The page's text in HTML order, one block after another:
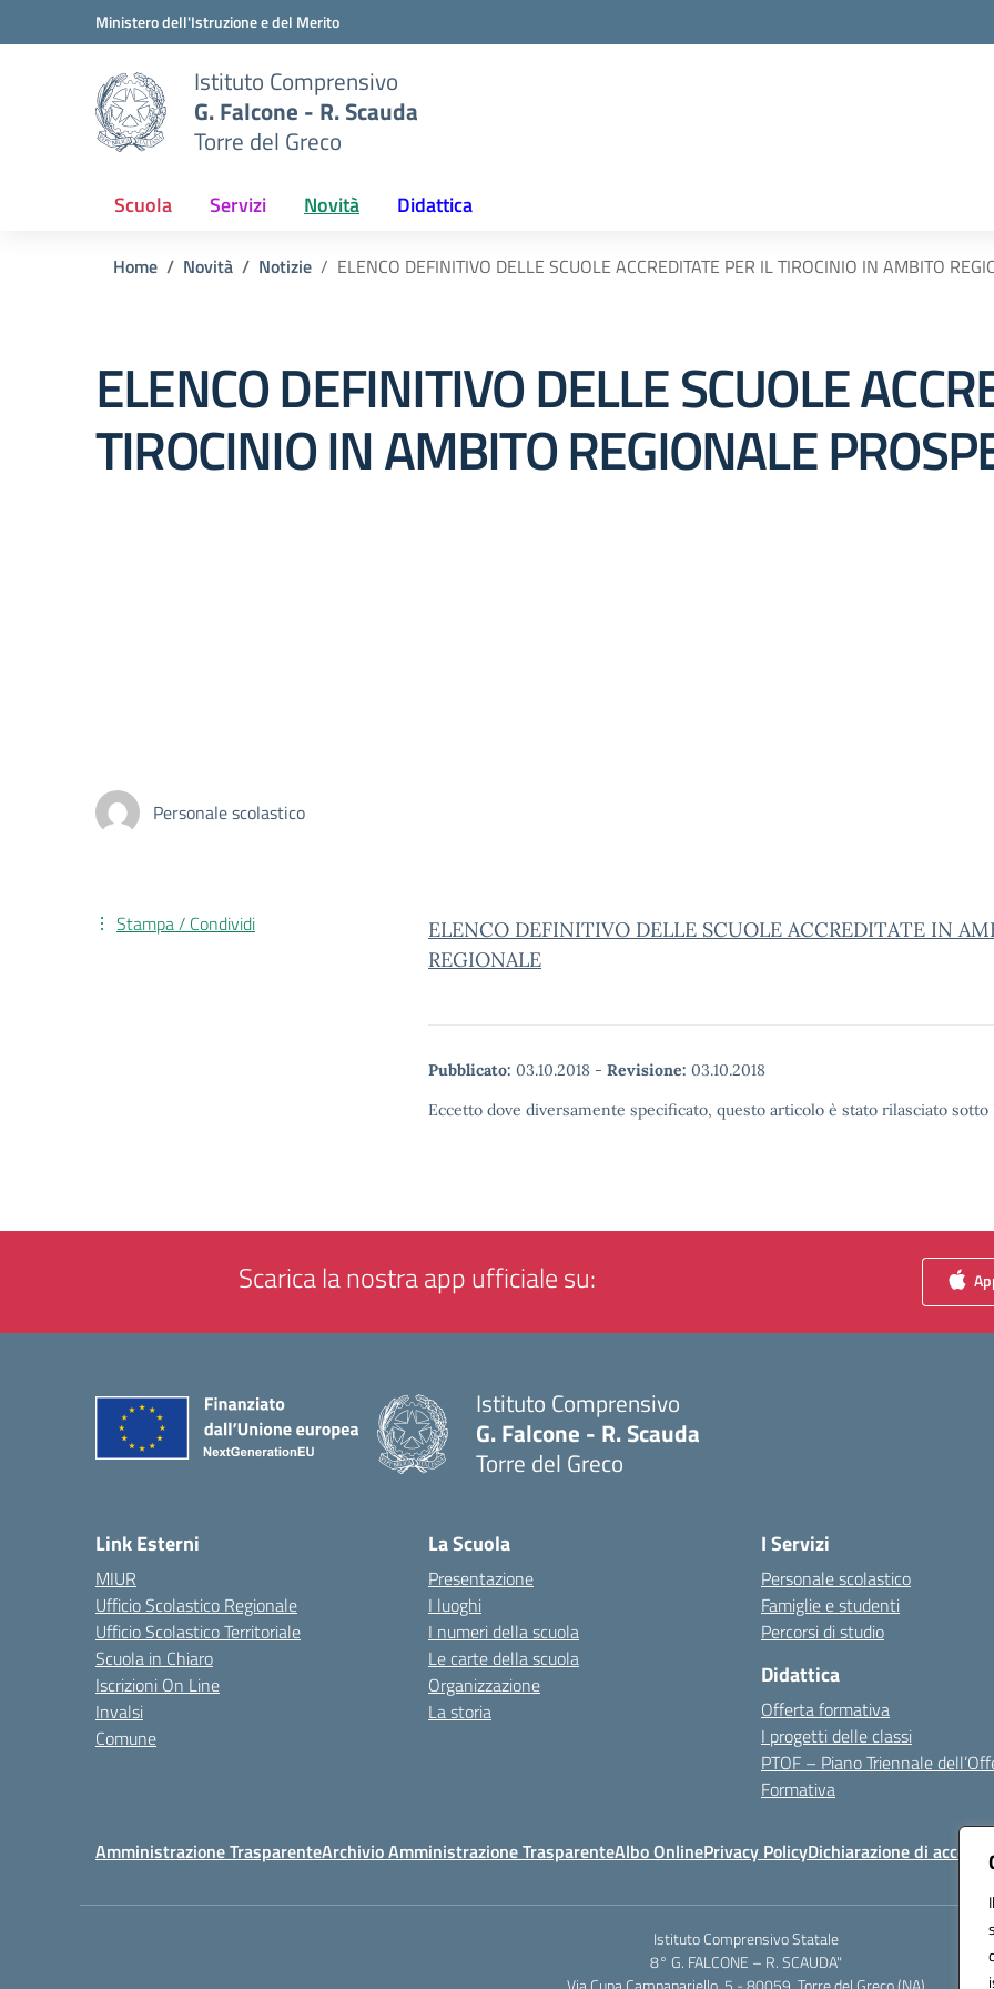
Vai ai contenuti
Vai al menu di navigazioneMinistero dell'Istruzione e del Merito
Istituto Comprensivo
G. Falcone - R. Scauda
Torre del Greco
Scuola Servizi Novità Didattica
Home Novità Notizie ELENCO DEFINITIVO DELLE SCUOLE ACCREDITATE PER IL TIROCINIO IN AMBITO
ELENCO DEFINITIVO DELLE SCUOLE
TIROCINIO IN AMBITO REGIONALE
Personale scolastico
ELENCO DEFINITIVO DELLE SCUOLE ACCREDITATE IN
REGIONALE
Pubblicato: 03.10.2018 - Revisione: 03.10.2018
Eccetto dove diversamente specificato, questo articolo è stato rilasciato
Stampa / Condividi
Scarica la nostra app ufficiale su:
Istituto Comprensivo
G. Falcone - R. Scauda
Torre del Greco
Link Esterni
MIUR
Ufficio Scolastico Regionale
Ufficio Scolastico Territoriale
Scuola in Chiaro
Iscrizioni On Line
Invalsi
Comune
La Scuola
Presentazione
I luoghi
I numeri della scuola
Le carte della scuola
Organizzazione
La storia
I Servizi
Personale scolastico
Famiglie e studenti
Percorsi di studio
Didattica
Offerta formativa
I progetti delle classi
PTOF – Piano Triennale
Formativa
Amministrazione TrasparenteArchivio Amministrazione TrasparenteAlbo OnlinePrivacy PolicyDichiarazione di
Istituto Comprensivo Statale
8° G. FALCONE – R. SCAUDA"